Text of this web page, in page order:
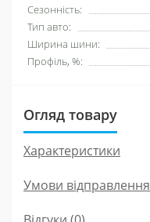
Сезонність:
Тип авто:
Ширина шини:
Профіль, %:
Огляд товару
Характеристики
Умови відправлення